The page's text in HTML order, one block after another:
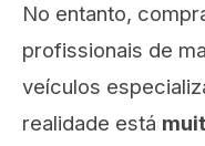
No entanto,
profissionais de
veículos
realidade está